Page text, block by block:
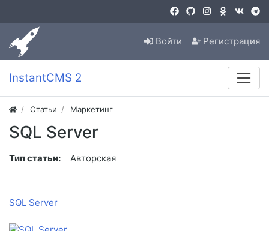
Войти Регистрация
InstantCMS 2
Статьи Маркетинг
SQL Server
Тип статьи: Авторская
SQL Server